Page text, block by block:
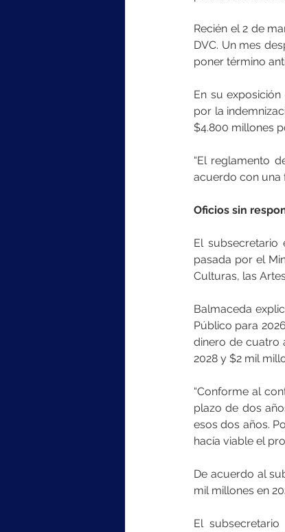
Recién el 2 de
DVC. Un mes
poner término
En su
por la
$4.800 millones
“El reglamento
acuerdo con una
Oficios sin
El
pasada por el
Culturas, las
Balmaceda
Público para
dinero de cuatro
2028 y $2 mil
“Conforme al
plazo de dos
esos dos años.
hacía viable el
De acuerdo al
mil millones en
El